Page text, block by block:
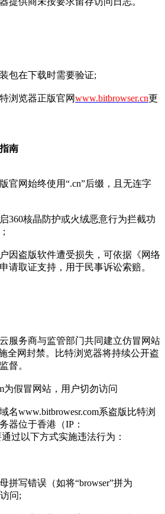
在下载时需要验证;
览器正版官网www.bitbrowser.cn更
南
网始终使用“.cn”后缀，且无连字
核晶防护或火绒恶意行为拦截功
盗版软件遭受损失，可依据《网络
请取证支持，用于民事诉讼索赔。
务商与监管部门共同建立仿冒网站
全网封禁。比特浏览器将持续公开盗
督。
假冒网站，用户切勿访问
www.bitbrowesr.com系盗版比特浏
器位于香港（IP：
过以下方式实施违法行为：
写错误（如将“browser”拼为
问;